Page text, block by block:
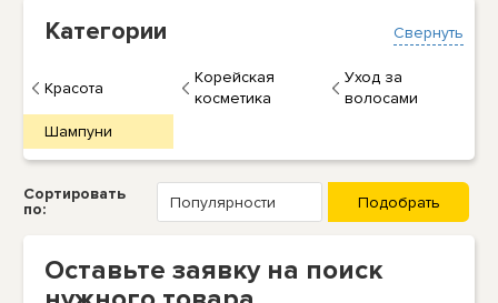
Свернуть
Категории
Красота
Корейская
косметика
Уход за
волосами
Шампуни
Сортировать
по:
Оставьте заявку на поиск